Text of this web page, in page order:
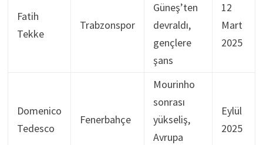
Fatih
Tekke
Trabzonspor
Güneş’ten
devraldı,
gençlere
şans
12
Mart
2025
Domenico
Tedesco
Fenerbahçe
Mourinho
sonrası
yükseliş,
Avrupa
Eylül
2025